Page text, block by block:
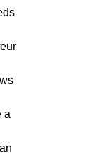
a